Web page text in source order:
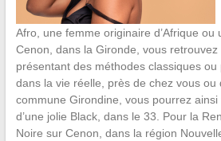
Afro, une femme originaire d’Afrique ou
Cenon, dans la Gironde, vous retrouvez
présentant des méthodes classiques ou
dans la vie réelle, près de chez vous ou
commune Girondine, vous pourrez
d’une jolie Black, dans le 33. Pour la
Noire sur Cenon, dans la région